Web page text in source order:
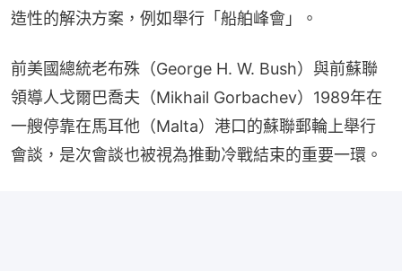
造性的解決方案，例如舉行「船舶峰會」。
前美國總統老布殊（George H. W. Bush）與前蘇聯
領導人戈爾巴喬夫（Mikhail Gorbachev）1989年在
一艘停靠在馬耳他（Malta）港口的蘇聯郵輪上舉行
會談，是次會談也被視為推動冷戰結束的重要一環。